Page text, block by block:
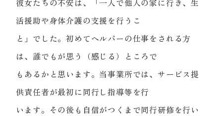
彼女たちの不安は、「一人で他人の家に行き、生
活援助や身体介護の支援を行うこ
と」でした。初めてヘルパーの仕事をされる方
は、誰でもが思う（感じる）ところで
もあるかと思います。当事業所では、サービス提
供責任者が最初に同行し指導等を行
います。その後も自信がつくまで同行研修を行い